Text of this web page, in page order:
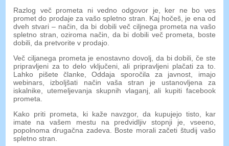
Razlog več prometa ni vedno odgovor je, ker ne bo ves
promet do prodaje za vašo spletno stran. Kaj hočeš, je ena od
dveh stvari – način, da bi dobili več ciljnega prometa na vašo
spletno stran, oziroma način, da bi dobili več prometa, boste
dobili, da pretvorite v prodajo.
Več ciljanega prometa je enostavno dovolj, da bi dobili, če ste
pripravljeni za to delo vključeni, ali pripravljeni plačati za to.
Lahko pišete članke, Oddaja sporočila za javnost, imajo
webinars, izboljšati način vaša stran je ustanovljena za
iskalnike, utemeljevanja skupnih vlaganj, ali kupiti facebook
prometa.
Kako priti prometa, ki kaže navzgor, da kupujejo tisto, kar
imate na vašem mestu na predvidljiv stopnji je, vseeno,
popolnoma drugačna zadeva. Boste morali začeti študij vašo
spletno stran.